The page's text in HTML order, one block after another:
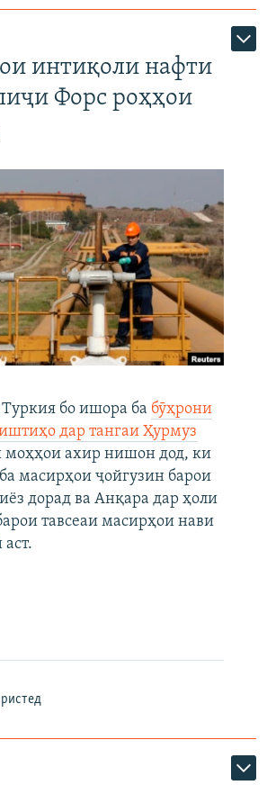
интиқоли нафти
Форс роҳҳои
бо ишора ба бӯҳрони
дар тангаи Ҳурмуз
моҳҳои ахир нишон дод, ки
масирҳои ҷойгузин барои
дорад ва Анқара дар ҳоли
тавсеаи масирҳои нави